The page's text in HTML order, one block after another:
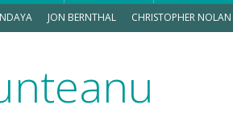
JON BERNTHAL CHRISTOPHER NOLAN